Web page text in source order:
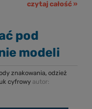
czytaj całość »
pod
modeli
znakowania, odzież
cyfrowy autor: